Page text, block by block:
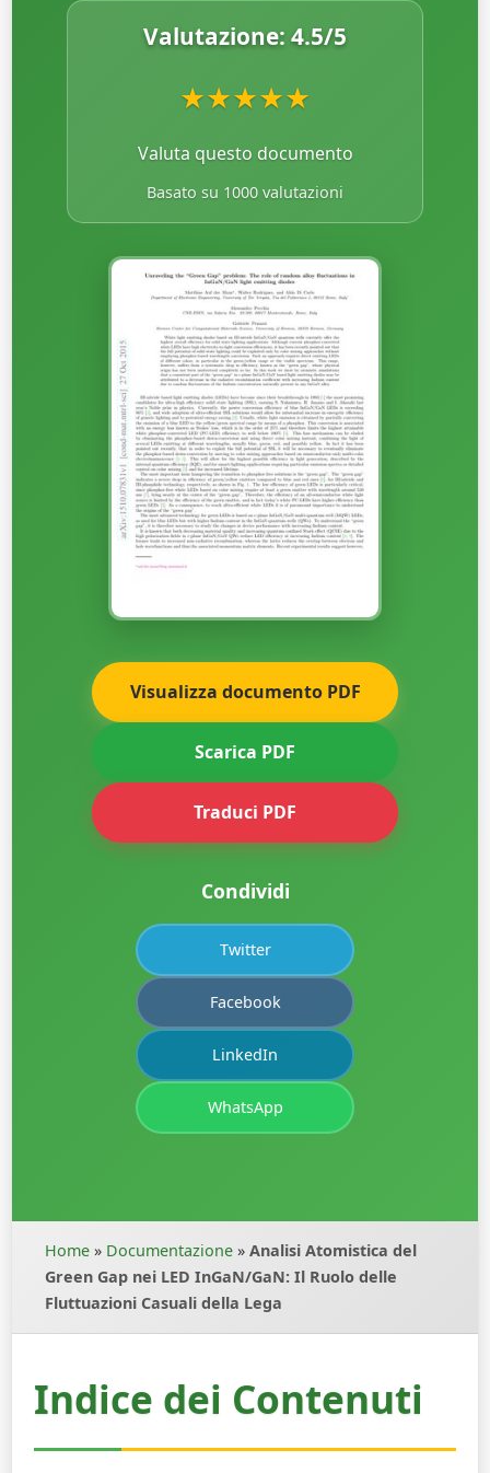
Valutazione: 4.5/5
★★★★★
Valuta questo documento
Basato su 1000 valutazioni
Visualizza documento PDF
Scarica PDF
Traduci PDF
Condividi
Twitter
Facebook
LinkedIn
WhatsApp
Home » Documentazione » Analisi Atomistica del
Green Gap nei LED InGaN/GaN: Il Ruolo delle
Fluttuazioni Casuali della Lega
Indice dei Contenuti